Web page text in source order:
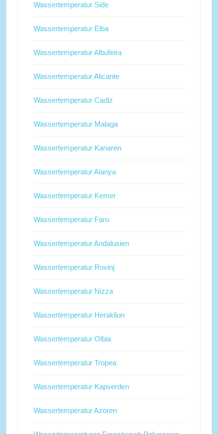
Wassertemperatur Side
Wassertemperatur Elba
Wassertemperatur Albufeira
Wassertemperatur Alicante
Wassertemperatur Cadiz
Wassertemperatur Malaga
Wassertemperatur Kanaren
Wassertemperatur Alanya
Wassertemperatur Kemer
Wassertemperatur Faro
Wassertemperatur Andalusien
Wassertemperatur Rovinj
Wassertemperatur Nizza
Wassertemperatur Heraklion
Wassertemperatur Olbia
Wassertemperatur Tropea
Wassertemperatur Kapverden
Wassertemperatur Azoren